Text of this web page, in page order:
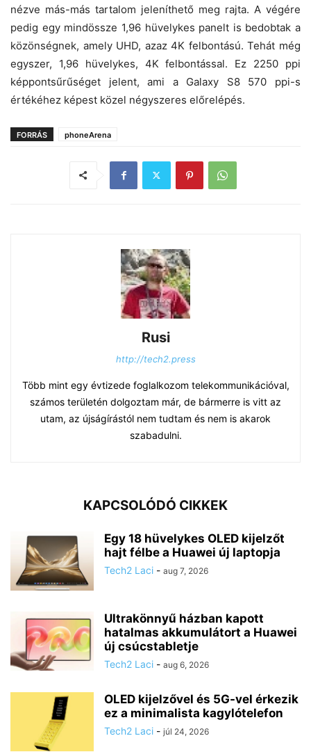
nézve más-más tartalom jeleníthető meg rajta. A végére
pedig egy mindössze 1,96 hüvelykes panelt is bedobtak a
közönségnek, amely UHD, azaz 4K felbontású. Tehát még
egyszer, 1,96 hüvelykes, 4K felbontással. Ez 2250 ppi
képpontsűrűséget jelent, ami a Galaxy S8 570 ppi-s
értékéhez képest közel négyszeres előrelépés.
FORRÁS phoneArena
Rusi
http://tech2.press
Több mint egy évtizede foglalkozom telekommunikációval,
számos területén dolgoztam már, de bármerre is vitt az
utam, az újságírástól nem tudtam és nem is akarok
szabadulni.
KAPCSOLÓDÓ CIKKEK
Egy 18 hüvelykes OLED kijelzőt
hajt félbe a Huawei új laptopja
Tech2 Laci - aug 7, 2026
Ultrakönnyű házban kapott
hatalmas akkumulátort a Huawei
új csúcstabletje
Tech2 Laci - aug 6, 2026
OLED kijelzővel és 5G-vel érkezik
ez a minimalista kagylótelefon
Tech2 Laci - júl 24, 2026